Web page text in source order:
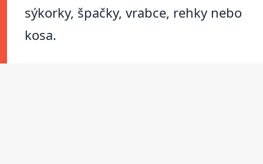
sýkorky, špačky, vrabce, rehky nebo
kosa.